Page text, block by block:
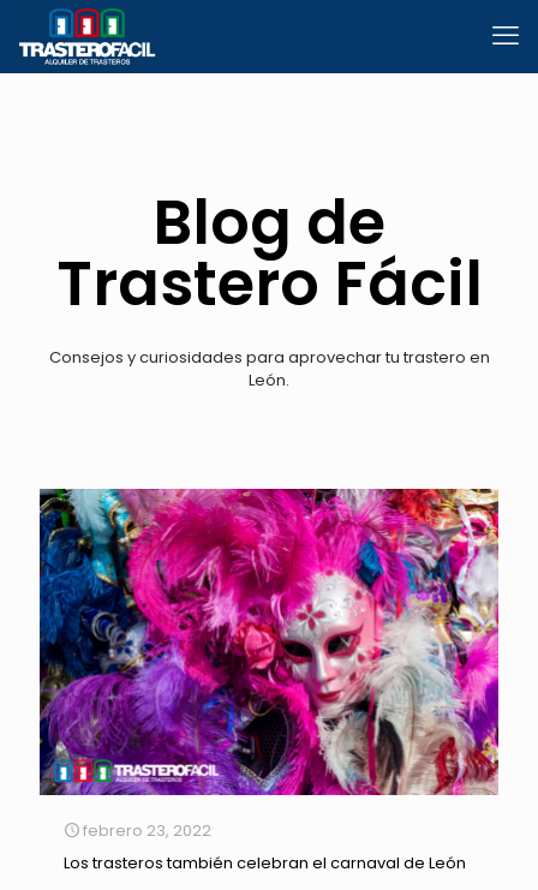
Blog de
Trastero Fácil
Consejos y curiosidades para aprovechar tu trastero en
León.
febrero 23, 2022
Los trasteros también celebran el carnaval de León